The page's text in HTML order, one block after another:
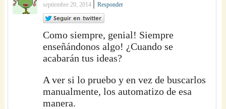
septiembre 20, 2014 |Responder
Como siempre, genial! Siempre
enseñándonos algo! ¿Cuando se
acabarán tus ideas?
A ver si lo pruebo y en vez de buscarlos
manualmente, los automatizo de esa
manera.